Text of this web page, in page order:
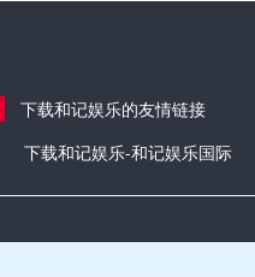
下载和记娱乐的友情链接
下载和记娱乐-和记娱乐国际